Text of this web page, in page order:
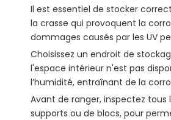
Il est essentiel de stocker
la crasse qui provoquent la
dommages causés par les UV
Choisissez un endroit de
l'espace intérieur n'est pas
l’humidité, entraînant de la
Avant de ranger, inspectez
supports ou de blocs, pour